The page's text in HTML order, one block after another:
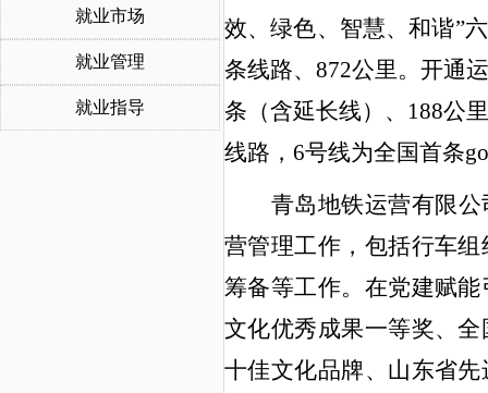
就业市场
就业管理
就业指导
效、绿色、智慧、和谐”
条线路、872公里。开通
条（含延长线）、188公
线路，6号线为全国首条
青岛地铁运营有限
营管理工作，包括行车
筹备等工作。在党建赋
文化优秀成果一等奖、
十佳文化品牌、山东省